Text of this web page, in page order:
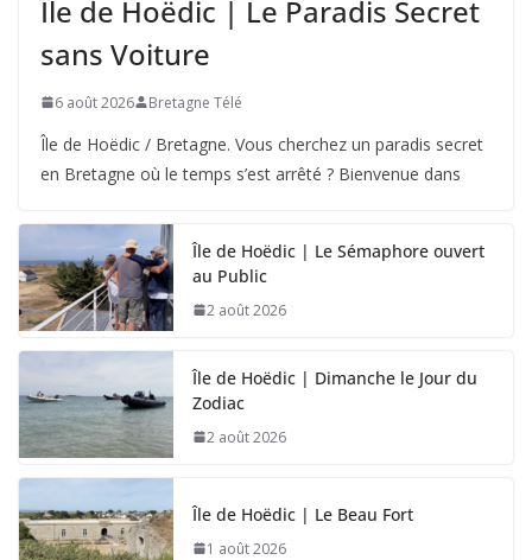
Île de Hoëdic | Le Paradis Secret
sans Voiture
6 août 2026 Bretagne Télé
Île de Hoëdic / Bretagne. Vous cherchez un paradis secret
en Bretagne où le temps s’est arrêté ? Bienvenue dans
Île de Hoëdic | Le Sémaphore ouvert
au Public
2 août 2026
Île de Hoëdic | Dimanche le Jour du
Zodiac
2 août 2026
Île de Hoëdic | Le Beau Fort
1 août 2026